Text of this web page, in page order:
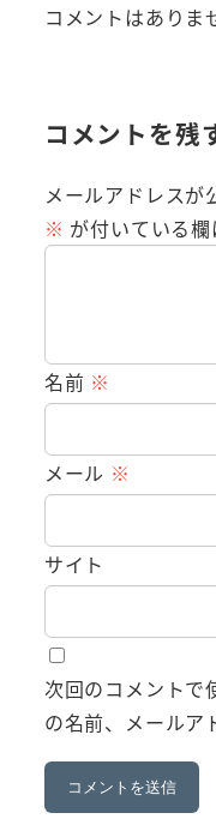
コメントはありま
コメントを残
メールアドレスが
※ が付いている
名前 ※
メール ※
サイト
次回のコメントで
の名前、メールア